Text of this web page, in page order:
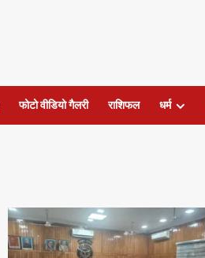
फोटो वीडियो गैलरी राशिफल धर्म